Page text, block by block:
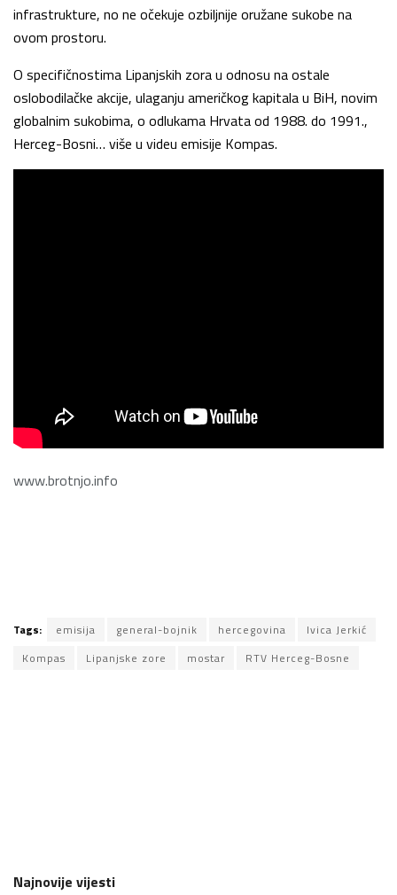
infrastrukture, no ne očekuje ozbiljnije oružane sukobe na
ovom prostoru.
O specifičnostima Lipanjskih zora u odnosu na ostale
oslobodilačke akcije, ulaganju američkog kapitala u BiH, novim
globalnim sukobima, o odlukama Hrvata od 1988. do 1991.,
Herceg-Bosni… više u videu emisije Kompas.
www.brotnjo.info
Tags: emisija general-bojnik hercegovina
Ivica Jerkić
Kompas
Lipanjske zore mostar RTV Herceg-Bosne
Najnovije vijesti